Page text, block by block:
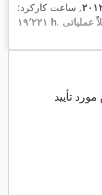
, ساعت کارکرد:
۱۹٬۲۲۱ h عملیاتی